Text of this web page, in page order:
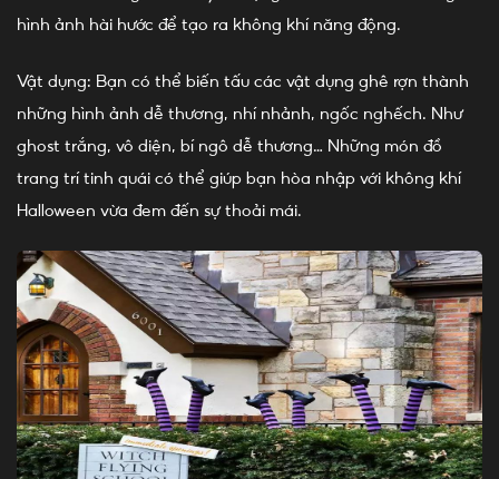
hình ảnh hài hước để tạo ra không khí năng động.
Vật dụng: Bạn có thể biến tấu các vật dụng ghê rợn thành
những hình ảnh dễ thương, nhí nhảnh, ngốc nghếch. Như
ghost trắng, vô diện, bí ngô dễ thương… Những món đồ
trang trí tinh quái có thể giúp bạn hòa nhập với không khí
Halloween vừa đem đến sự thoải mái.